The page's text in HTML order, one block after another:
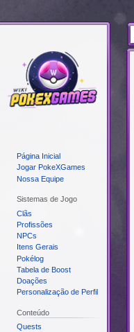
Página Inicial
Jogar PokeXGames
Nossa Equipe
Sistemas de Jogo
Clãs
Profissões
NPCs
Itens Gerais
Pokélog
Tabela de Boost
Doações
Personalização de Perfil
Conteúdo
Quests